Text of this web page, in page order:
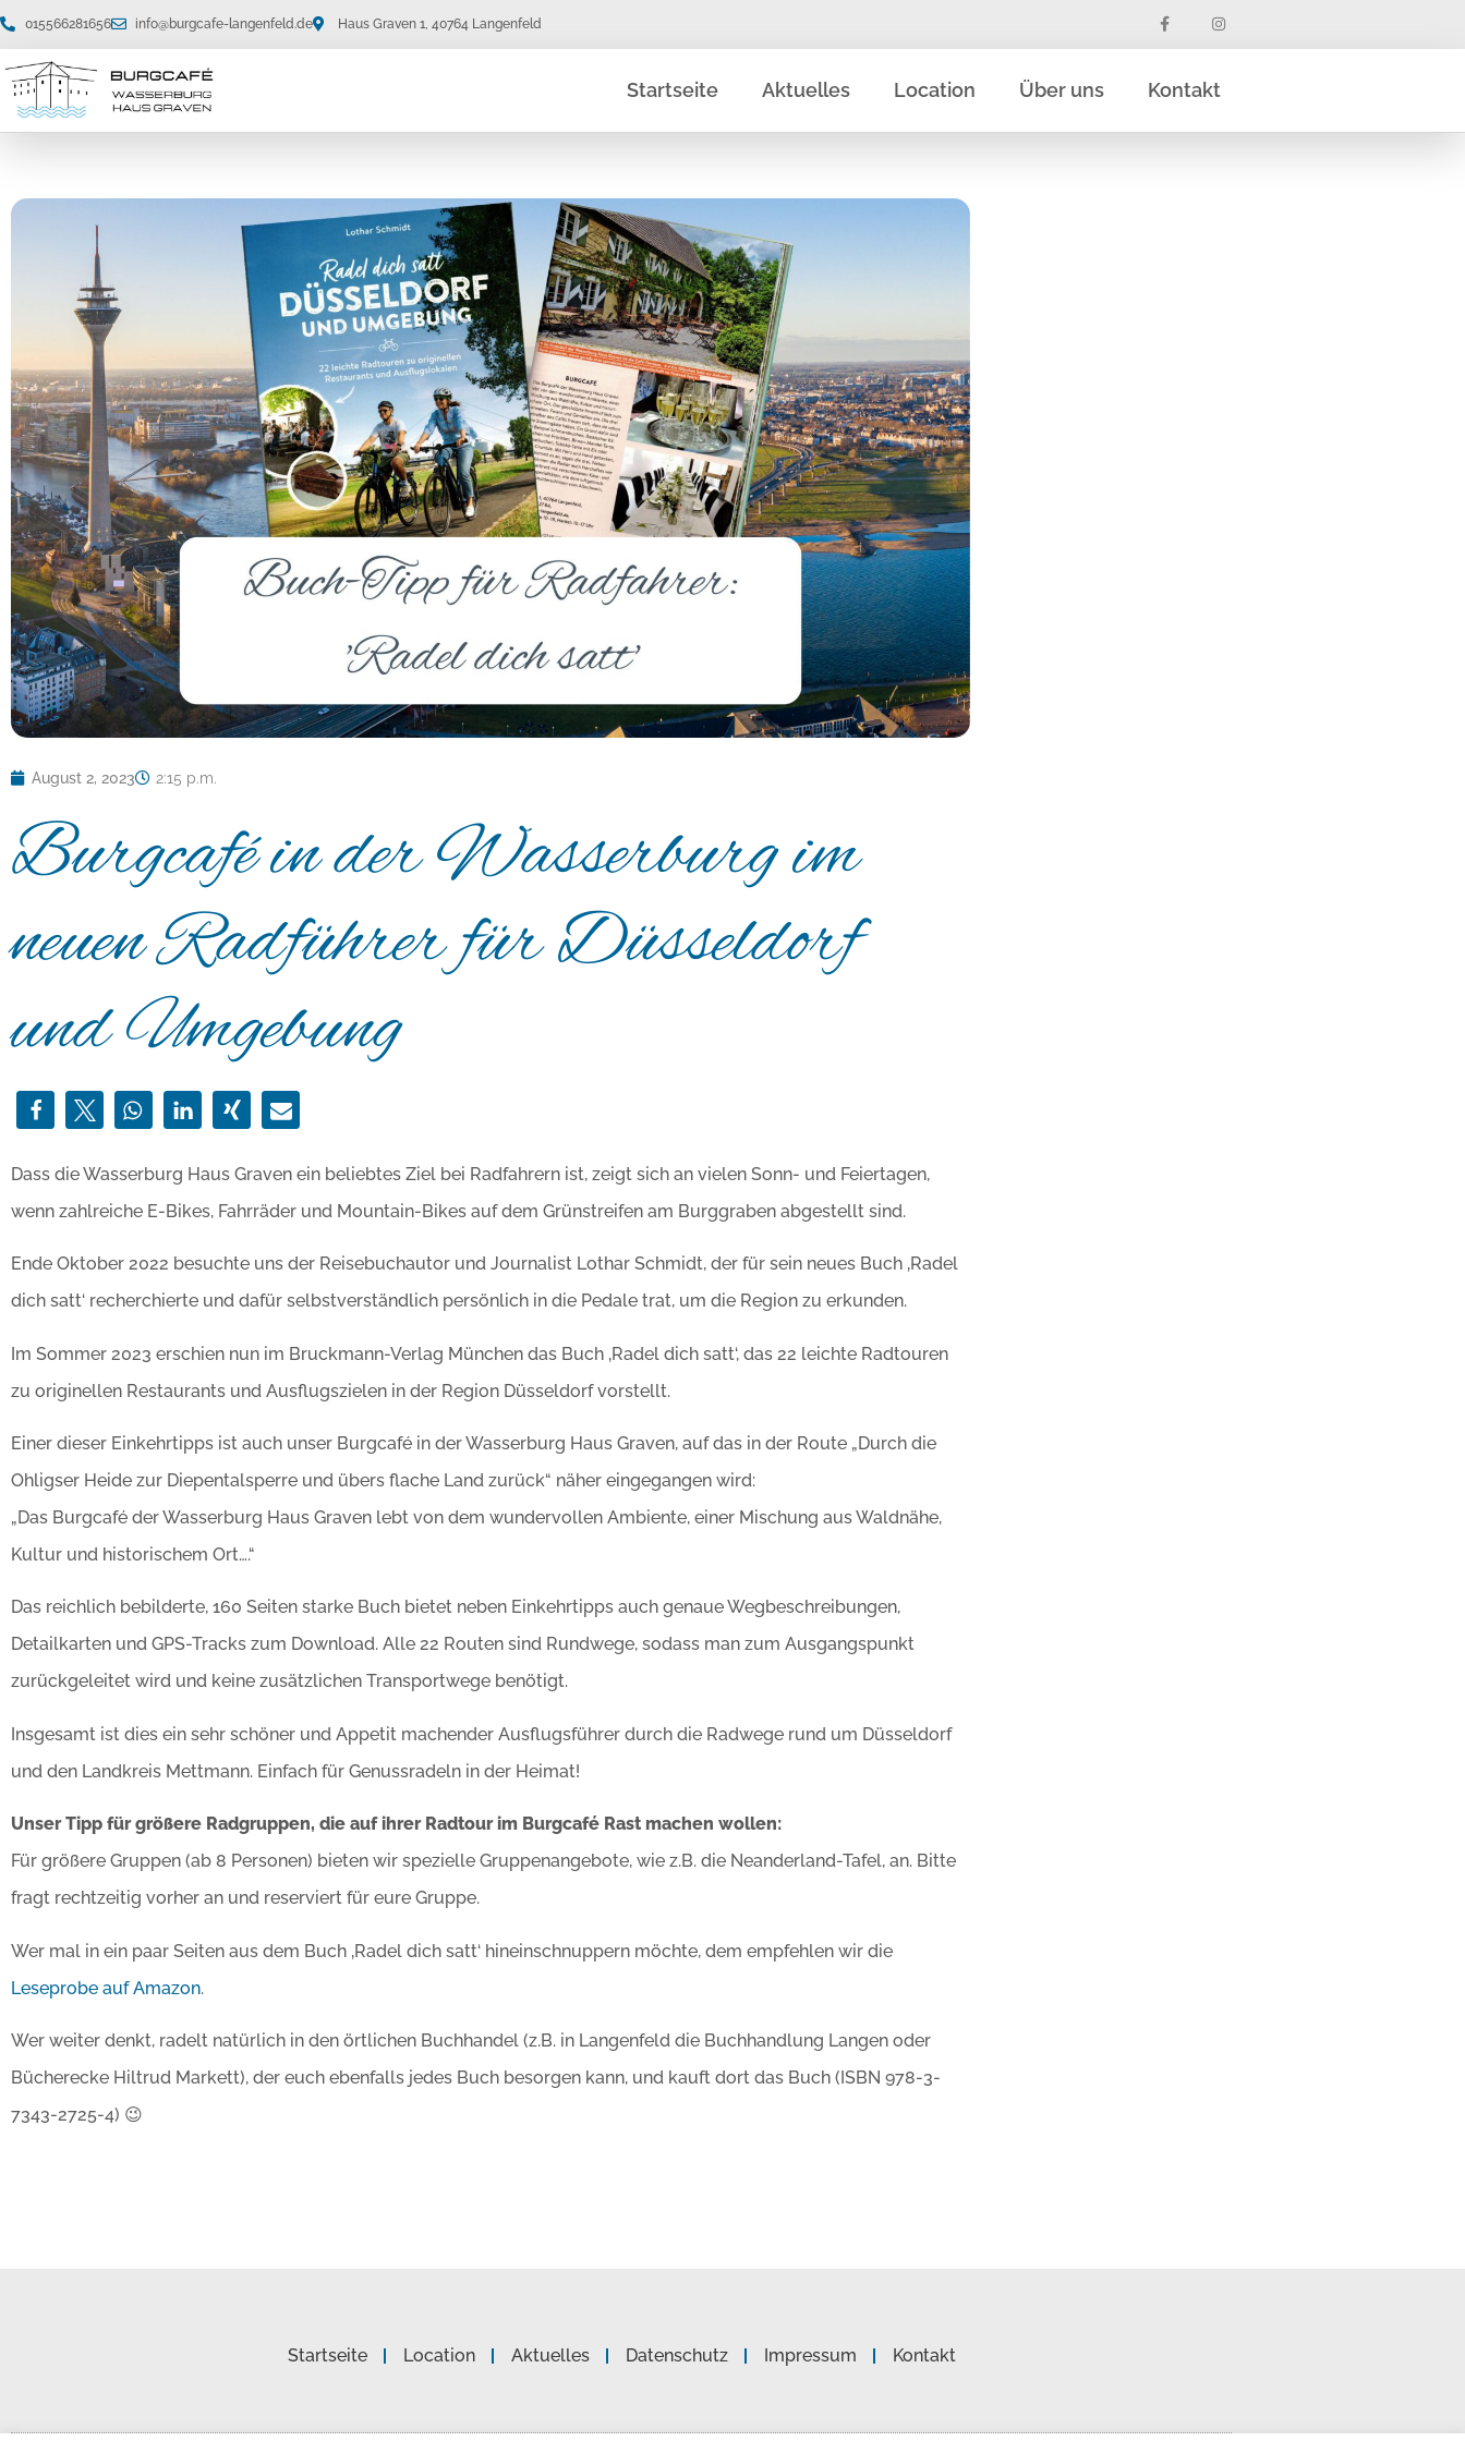
015566281656 info@burgcafe-langenfeld.de Haus Graven 1, 40764 Langenfeld
Startseite Aktuelles Location Über uns Kontakt
August 2, 2023 2:15 p.m.
Burgcafé in der Wasserburg im
neuen Radführer für Düsseldorf
und Umgebung
Dass die Wasserburg Haus Graven ein beliebtes Ziel bei Radfahrern ist, zeigt sich an vielen Sonn- und Feiertagen,
wenn zahlreiche E-Bikes, Fahrräder und Mountain-Bikes auf dem Grünstreifen am Burggraben abgestellt sind.
Ende Oktober 2022 besuchte uns der Reisebuchautor und Journalist Lothar Schmidt, der für sein neues Buch ‚Radel
dich satt‘ recherchierte und dafür selbstverständlich persönlich in die Pedale trat, um die Region zu erkunden.
Im Sommer 2023 erschien nun im Bruckmann-Verlag München das Buch ‚Radel dich satt‘, das 22 leichte Radtouren
zu originellen Restaurants und Ausflugszielen in der Region Düsseldorf vorstellt.
Einer dieser Einkehrtipps ist auch unser Burgcafé in der Wasserburg Haus Graven, auf das in der Route „Durch die
Ohligser Heide zur Diepentalsperre und übers flache Land zurück“ näher eingegangen wird:
„Das Burgcafé der Wasserburg Haus Graven lebt von dem wundervollen Ambiente, einer Mischung aus Waldnähe,
Kultur und historischem Ort….“
Das reichlich bebilderte, 160 Seiten starke Buch bietet neben Einkehrtipps auch genaue Wegbeschreibungen,
Detailkarten und GPS-Tracks zum Download. Alle 22 Routen sind Rundwege, sodass man zum Ausgangspunkt
zurückgeleitet wird und keine zusätzlichen Transportwege benötigt.
Insgesamt ist dies ein sehr schöner und Appetit machender Ausflugsführer durch die Radwege rund um Düsseldorf
und den Landkreis Mettmann. Einfach für Genussradeln in der Heimat!
Unser Tipp für größere Radgruppen, die auf ihrer Radtour im Burgcafé Rast machen wollen:
Für größere Gruppen (ab 8 Personen) bieten wir spezielle Gruppenangebote, wie z.B. die Neanderland-Tafel, an. Bitte
fragt rechtzeitig vorher an und reserviert für eure Gruppe.
Wer mal in ein paar Seiten aus dem Buch ‚Radel dich satt‘ hineinschnuppern möchte, dem empfehlen wir die
Leseprobe auf Amazon.
Wer weiter denkt, radelt natürlich in den örtlichen Buchhandel (z.B. in Langenfeld die Buchhandlung Langen oder
Bücherecke Hiltrud Markett), der euch ebenfalls jedes Buch besorgen kann, und kauft dort das Buch (ISBN 978-3-
7343-2725-4) 😉
Startseite Location Aktuelles Datenschutz Impressum Kontakt